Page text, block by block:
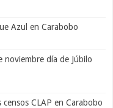
Azul en Carabobo
día de Júbilo
CLAP en Carabobo